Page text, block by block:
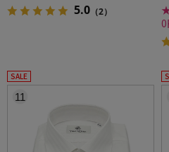
5.0 （2）
SALE
11